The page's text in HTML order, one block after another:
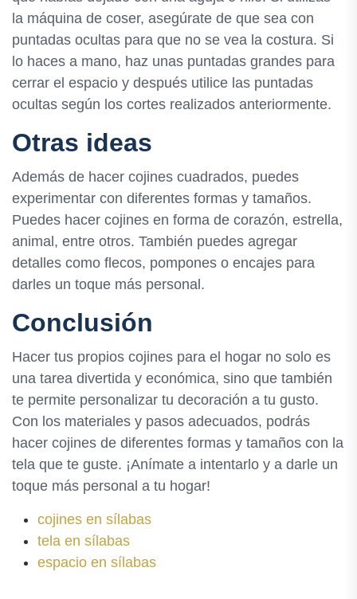
la máquina de coser, asegúrate de que sea con
puntadas ocultas para que no se vea la costura. Si
lo haces a mano, haz unas puntadas grandes para
cerrar el espacio y después utilice las puntadas
ocultas según los cortes realizados anteriormente.
Otras ideas
Además de hacer cojines cuadrados, puedes
experimentar con diferentes formas y tamaños.
Puedes hacer cojines en forma de corazón, estrella,
animal, entre otros. También puedes agregar
detalles como flecos, pompones o encajes para
darles un toque más personal.
Conclusión
Hacer tus propios cojines para el hogar no solo es
una tarea divertida y económica, sino que también
te permite personalizar tu decoración a tu gusto.
Con los materiales y pasos adecuados, podrás
hacer cojines de diferentes formas y tamaños con la
tela que te guste. ¡Anímate a intentarlo y a darle un
toque más personal a tu hogar!
cojines en sílabas
tela en sílabas
espacio en sílabas